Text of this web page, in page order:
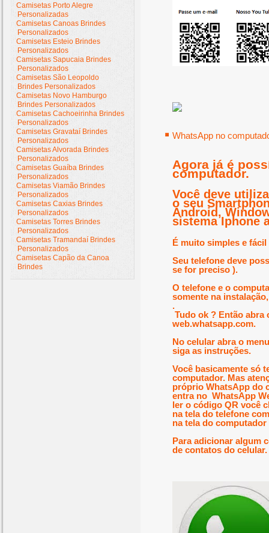
Camisetas Porto Alegre
Personalizadas
Camisetas Canoas Brindes
Personalizados
Camisetas Esteio Brindes
Personalizados
Camisetas Sapucaia Brindes
Personalizados
Camisetas São Leopoldo
Brindes Personalizados
Camisetas Novo Hamburgo
Brindes Personalizados
Camisetas Cachoeirinha Brindes
Personalizados
Camisetas Gravataí Brindes
Personalizados
Camisetas Alvorada Brindes
Personalizados
Camisetas Guaíba Brindes
Personalizados
Camisetas Viamão Brindes
Personalizados
Camisetas Caxias Brindes
Personalizados
Camisetas Torres Brindes
Personalizados
Camisetas Tramandaí Brindes
Personalizados
Camisetas Capão da Canoa
Brindes
WhatsApp no
Agora já é
computador.
Você deve
o seu
Android,
sistema Iphone
É muito simples e
Seu telefone deve
se for preciso ).
O telefone e o
somente na
.
Tudo ok ? Então
web.whatsapp.com.
No celular abra o
siga as instruções.
Você basicamente só
computador. Mas
próprio WhatsApp do
entra no WhatsApp
ler o código QR você
na tela do telefone
na tela do
Para adicionar algum
de contatos do celular.